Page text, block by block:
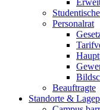
Personalrat
Beauftragte
Standorte &